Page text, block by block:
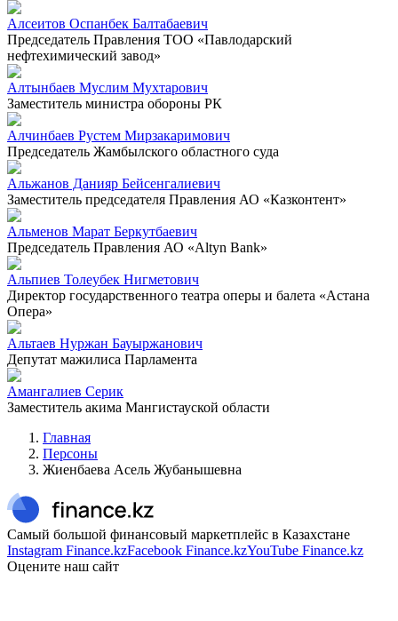
Алсеитов Оспанбек Балтабаевич
Председатель Правления ТОО «Павлодарский
нефтехимический завод»
Алтынбаев Муслим Мухтарович
Заместитель министра обороны РК
Алчинбаев Рустем Мирзакаримович
Председатель Жамбылского областного суда
Альжанов Данияр Бейсенгалиевич
Заместитель председателя Правления АО «Казконтент»
Альменов Марат Беркутбаевич
Председатель Правления АО «Altyn Bank»
Альпиев Толеубек Нигметович
Директор государственного театра оперы и балета «Астана
Опера»
Альтаев Нуржан Бауыржанович
Депутат мажилиса Парламента
Амангалиев Серик
Заместитель акима Мангистауской области
Главная
Персоны
Жиенбаева Асель Жубанышевна
Самый большой финансовый маркетплейс в Казахстане
Instagram Finance.kzFacebook Finance.kzYouTube Finance.kz
Оцените наш сайт